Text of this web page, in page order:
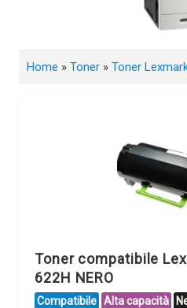
Home » Toner » Toner
Toner compatibile
622H NERO
Compatibile Alta capacità